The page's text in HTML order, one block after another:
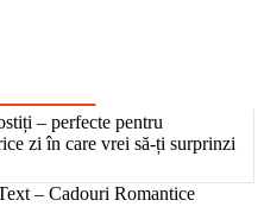
– perfecte pentru
zi în care vrei să-ți surprinzi